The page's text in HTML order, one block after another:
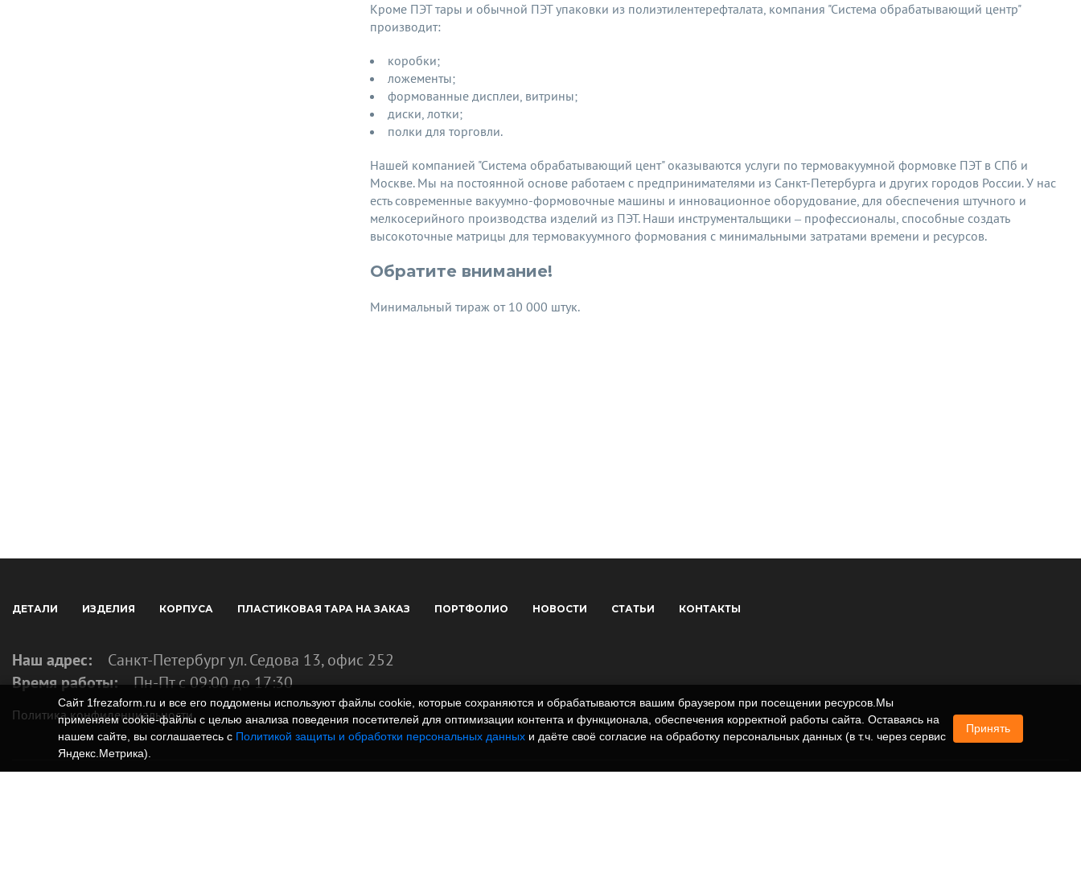
Кроме ПЭТ тары и обычной ПЭТ упаковки из полиэтилентерефталата, компания "Система обрабатывающий центр"
производит:
коробки;
ложементы;
формованные дисплеи, витрины;
диски, лотки;
полки для торговли.
Нашей компанией "Система обрабатывающий цент" оказываются услуги по термовакуумной формовке ПЭТ в СПб и
Москве. Мы на постоянной основе работаем с предпринимателями из Санкт-Петербурга и других городов России. У нас
есть современные вакуумно-формовочные машины и инновационное оборудование, для обеспечения штучного и
мелкосерийного производства изделий из ПЭТ. Наши инструментальщики – профессионалы, способные создать
высокоточные матрицы для термовакуумного формования с минимальными затратами времени и ресурсов.
Обратите внимание!
Минимальный тираж от 10 000 штук.
ДЕТАЛИ ИЗДЕЛИЯ КОРПУСА ПЛАСТИКОВАЯ ТАРА НА ЗАКАЗ ПОРТФОЛИО НОВОСТИ СТАТЬИ КОНТАКТЫ
Наш адрес:
Санкт-Петербург ул. Седова 13, офис 252
Время работы: Пн-Пт с 09:00 до 17:30
Политика конфиденциальности
Сайт 1frezaform.ru и все его поддомены используют файлы cookie, которые сохраняются и обрабатываются вашим браузером при посещении ресурсов.Мы
применяем cookie‑файлы с целью анализа поведения посетителей для оптимизации контента и функционала, обеспечения корректной работы сайта. Оставаясь на
нашем сайте, вы соглашаетесь с Политикой защиты и обработки персональных данных и даёте своё согласие на обработку персональных данных (в т.ч. через сервис
Яндекс.Метрика).
Принять